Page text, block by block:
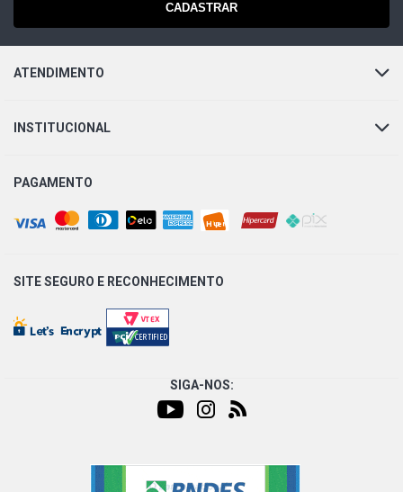
CADASTRAR
ATENDIMENTO
INSTITUCIONAL
PAGAMENTO
SITE SEGURO E RECONHECIMENTO
SIGA-NOS: